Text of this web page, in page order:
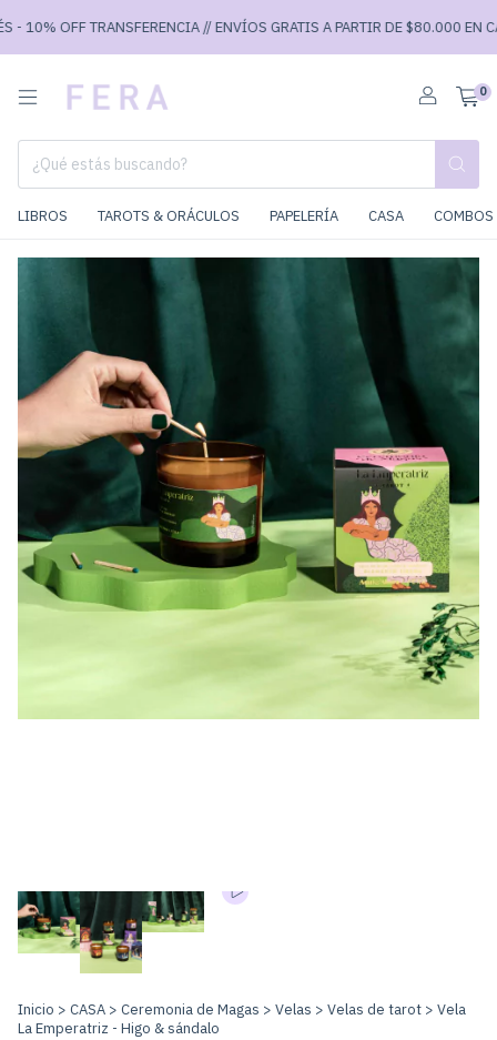
OFF TRANSFERENCIA // ENVÍOS GRATIS A PARTIR DE $80.000 EN
0
LIBROS TAROTS & ORÁCULOS PAPELERÍA CASA
Inicio > CASA > Ceremonia de Magas > Velas > Velas de tarot > Vela
La Emperatriz - Higo & sándalo